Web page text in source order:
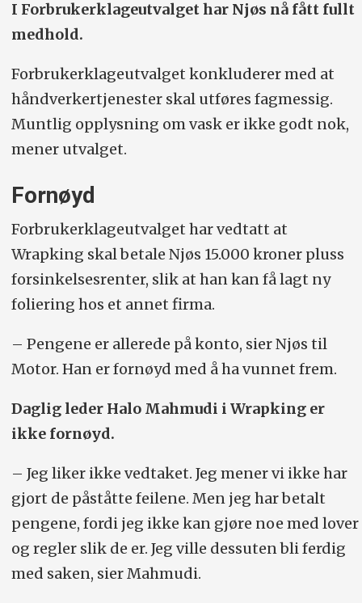
I Forbrukerklageutvalget har Njøs nå fått fullt
medhold.
Forbrukerklageutvalget konkluderer med at
håndverkertjenester skal utføres fagmessig.
Muntlig opplysning om vask er ikke godt nok,
mener utvalget.
Fornøyd
Forbrukerklageutvalget har vedtatt at
Wrapking skal betale Njøs 15.000 kroner pluss
forsinkelsesrenter, slik at han kan få lagt ny
foliering hos et annet firma.
– Pengene er allerede på konto, sier Njøs til
Motor. Han er fornøyd med å ha vunnet frem.
Daglig leder Halo Mahmudi i Wrapking er
ikke fornøyd.
– Jeg liker ikke vedtaket. Jeg mener vi ikke har
gjort de påståtte feilene. Men jeg har betalt
pengene, fordi jeg ikke kan gjøre noe med lover
og regler slik de er. Jeg ville dessuten bli ferdig
med saken, sier Mahmudi.